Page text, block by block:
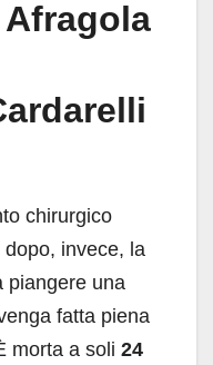
chirurgico
invece, la
piangere una
fatta piena
morta a soli 24